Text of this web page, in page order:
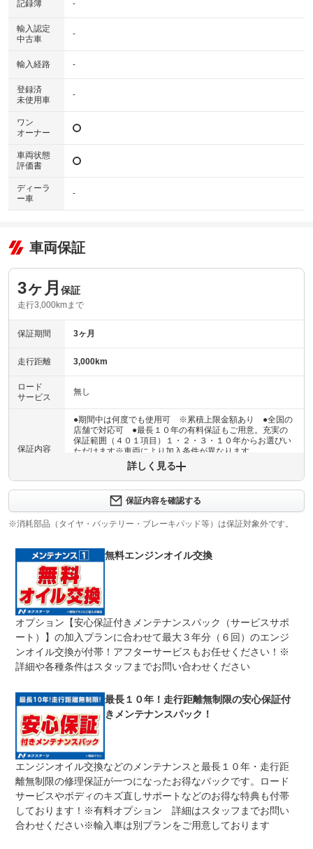
記録簿 -
輸入認定
中古車
-
輸入経路 -
登録済
未使用車
-
ワン
オーナー
車両状態
評価書
ディーラ
ー車
-
車両保証
3ヶ月 保証
走行3,000kmまで
保証期間 3ヶ月
走行距離 3,000km
ロード
サービス
無し
保証内容
●期間中は何度でも使用可 ※累積上限金額あり ●全国の
店舗で対応可 ●最長１０年の有料保証もご用意。充実の
保証範囲（４０１項目）１・２・３・１０年からお選びい
ただけます※車両により加入条件が異なります
保証項目
３ヶ月・３０００ｋｍ以内ならエンジン、トランスミッシ
ョン、ハイブリッド、ステアリング、ブレーキの各機構に
おける主要項目を無償修理（または交換）いたします。
修理回数 無制限
上限金額
車両本体価格
期間中は何度でも修理可能！修理金額は車両本体価格の１
００％までしっかり保証します。車両本体価格５０万円以
下の場合は５０万円まで保証します。
免責金
無し
保証修理の対象となる場合は、お客様の費用負担は一切ご
ざいません。
保証修理
全国のネクステージで受付可能！ご遠方でネクステージに
は、スタッフまでお気軽にお尋ねください。
法定整備
整備付 法定12ヶ月または法定24ヶ月点検整備付
※車検なし・車検整備付の場合は法定24ヶ月点検整備付
※商用車は6ヶ月または12ヶ月点検整備付
法定整備
について
１．契約後～納車までに法定点検を実施致します。 ２．
支払総額に整備代金を含んでおります。 ３．点検記録簿
が発行されます。
詳しく見る
保証内容を確認する
※消耗部品（タイヤ・バッテリー・ブレーキパッド等）は保証対象外です。
無料エンジンオイル交換
オプション【安心保証付きメンテナンスパック（サービスサポ
ート）】の加入プランに合わせて最大３年分（６回）のエンジ
ンオイル交換が付帯！アフターサービスもお任せください！※
詳細や各種条件はスタッフまでお問い合わせください
最長１０年！走行距離無制限の安心保証付
きメンテナンスパック！
エンジンオイル交換などのメンテナンスと最長１０年・走行距
離無制限の修理保証が一つになったお得なパックです。ロード
サービスやボディのキズ直しサポートなどのお得な特典も付帯
しております！※有料オプション 詳細はスタッフまでお問い
合わせください※輸入車は別プランをご用意しております